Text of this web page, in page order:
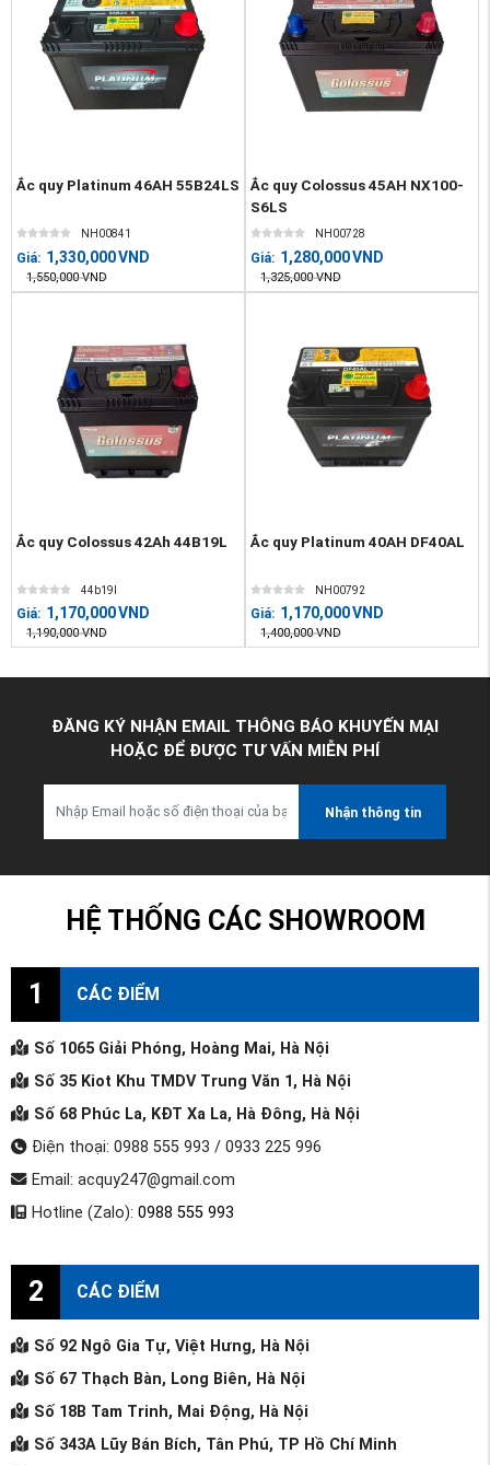
Ắc quy Platinum 46AH 55B24LS
NH00841
Giá: 1,330,000VND
1,550,000 VND
Ắc quy Colossus 45AH NX100-
S6LS
NH00728
Giá: 1,280,000VND
1,325,000 VND
Ắc quy Colossus 42Ah 44B19L
44b19l
Giá: 1,170,000VND
1,190,000 VND
Ắc quy Platinum 40AH DF40AL
NH00792
Giá: 1,170,000VND
1,400,000 VND
ĐĂNG KÝ NHẬN EMAIL THÔNG BÁO KHUYẾN MẠI
HOẶC ĐỂ ĐƯỢC TƯ VẤN MIỄN PHÍ
Nhận thông tin
HỆ THỐNG CÁC SHOWROOM
1 CÁC ĐIỂM
Số 1065 Giải Phóng, Hoàng Mai, Hà Nội
Số 35 Kiot Khu TMDV Trung Văn 1, Hà Nội
Số 68 Phúc La, KĐT Xa La, Hà Đông, Hà Nội
Điện thoại: 0988 555 993 / 0933 225 996
Email: acquy247@gmail.com
Hotline (Zalo): 0988 555 993
2 CÁC ĐIỂM
Số 92 Ngô Gia Tự, Việt Hưng, Hà Nội
Số 67 Thạch Bàn, Long Biên, Hà Nội
Số 18B Tam Trinh, Mai Động, Hà Nội
Số 343A Lũy Bán Bích, Tân Phú, TP Hồ Chí Minh